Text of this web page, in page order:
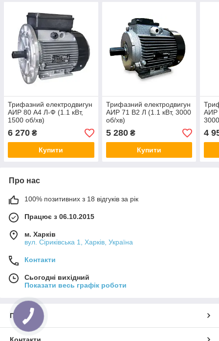
Трифазний електродвигун
АИР 80 А4 Л-Ф (1.1 кВт,
1500 об/хв)
6 270 ₴
Купити
Трифазний електродвигун
АИР 71 В2 Л (1.1 кВт, 3000
об/хв)
5 280₴
Купити
АИР
4
Про нас
100% позитивних з 18 відгуків за рік
Працює з 06.10.2015
м. Харків
вул. Сіриківська 1, Харків, Україна
Контакти
Сьогодні вихідний
Показати весь графік роботи
Про нас